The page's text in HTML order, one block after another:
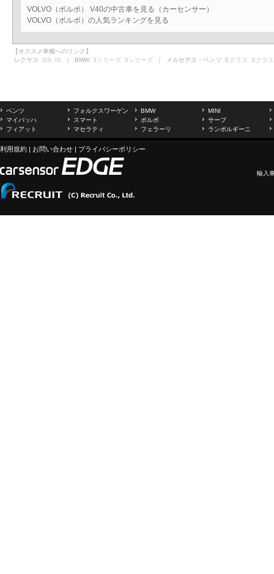
VOLVO（ボルボ） V40の中古車を見る（カーセンサー）
VOLVO（ボルボ）の人気ランキングを見る
【オススメ車種へのリンク】
レクサス GS IS ｜ BMW 3シリーズ 5シリーズ ｜ メルセデス・ベンツ Eクラス Sクラス
ベンツ フォルクスワーゲン BMW
MINI
マイバッハ
スマート ボルボ
サーブ
フィアット
マセラティ フェラーリ ランボルギーニ
利用規約 | お問い合わせ | プライバシーポリシー
輸入